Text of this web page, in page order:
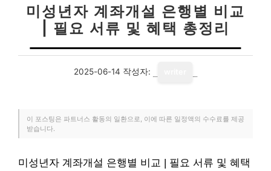
미성년자 계좌개설 은행별 비교
| 필요 서류 및 혜택 총정리
2025-06-14 작성자:
이 포스팅은 파트너스 활동의 일환으로, 이에 따른 일정액의 수수료를 제공
받습니다.
미성년자 계좌개설 은행별 비교 | 필요 서류 및 혜택